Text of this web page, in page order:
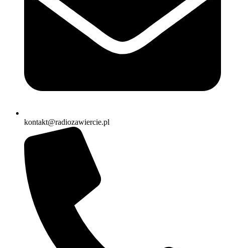
kontakt@radiozawiercie.pl